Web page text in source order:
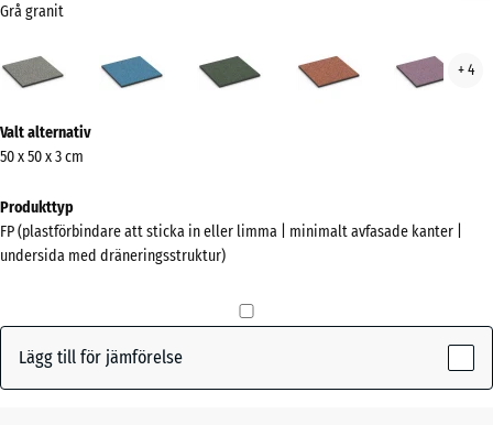
Grå granit
granit
+ 4
information
om
färgerna?
Visa
färgpalett
(active)
Valt alternativ
50 x 50 x 3 cm
Produkttyp
FP (plastförbindare att sticka in eller limma | minimalt avfasade kanter |
undersida med dräneringsstruktur)
Lägg till för jämförelse